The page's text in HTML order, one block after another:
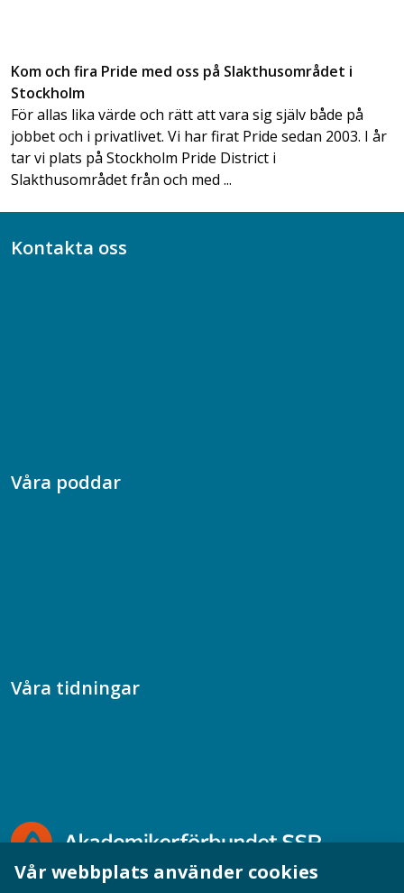
Kom och fira Pride med oss på Slakthusområdet i
Stockholm
För allas lika värde och rätt att vara sig själv både på
jobbet och i privatlivet. Vi har firat Pride sedan 2003. I år
tar vi plats på Stockholm Pride District i
Slakthusområdet från och med ...
Kontakta oss
Våra poddar
Våra tidningar
Vår webbplats använder cookies